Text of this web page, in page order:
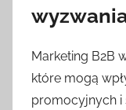
Marketing B2B
które mogą
promocyjnych i